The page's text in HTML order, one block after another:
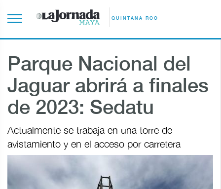
QUINTANA ROO
Parque Nacional del
Jaguar abrirá a finales
de 2023: Sedatu
Actualmente se trabaja en una torre de
avistamiento y en el acceso por carretera